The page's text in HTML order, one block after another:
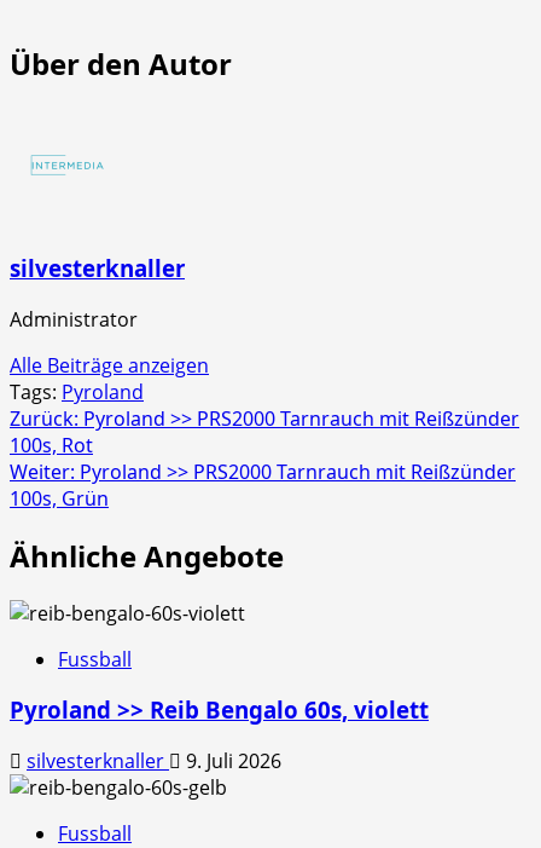
Über den Autor
silvesterknaller
Administrator
Alle Beiträge anzeigen
Tags: Pyroland
Beitragsnavigation
Zurück: Pyroland >> PRS2000 Tarnrauch mit Reißzünder
100s, Rot
Weiter: Pyroland >> PRS2000 Tarnrauch mit Reißzünder
100s, Grün
Ähnliche Angebote
Fussball
Pyroland >> Reib Bengalo 60s, violett
silvesterknaller 9. Juli 2026
Fussball